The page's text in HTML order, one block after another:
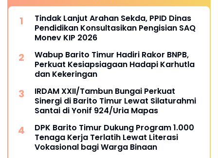
Tindak Lanjut Arahan Sekda, PPID Dinas
Pendidikan Konsultasikan Pengisian SAQ
Monev KIP 2026
Wabup Barito Timur Hadiri Rakor BNPB,
Perkuat Kesiapsiagaan Hadapi Karhutla
dan Kekeringan
IRDAM XXII/Tambun Bungai Perkuat
Sinergi di Barito Timur Lewat Silaturahmi
Santai di Yonif 924/Uria Mapas
DPK Barito Timur Dukung Program 1.000
Tenaga Kerja Terlatih Lewat Literasi
Vokasional bagi Warga Binaan